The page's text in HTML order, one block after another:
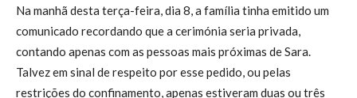
Na manhã desta terça-feira, dia 8, a família tinha emitido um
comunicado recordando que a cerimónia seria privada,
contando apenas com as pessoas mais próximas de Sara.
Talvez em sinal de respeito por esse pedido, ou pelas
restrições do confinamento, apenas estiveram duas ou três